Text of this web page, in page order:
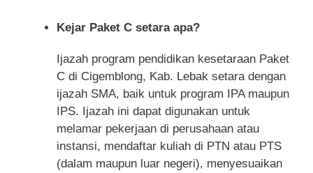
Kejar Paket C setara apa?
Ijazah program pendidikan kesetaraan Paket
C di Cigemblong, Kab. Lebak setara dengan
ijazah SMA, baik untuk program IPA maupun
IPS. Ijazah ini dapat digunakan untuk
melamar pekerjaan di perusahaan atau
instansi, mendaftar kuliah di PTN atau PTS
(dalam maupun luar negeri), menyesuaikan